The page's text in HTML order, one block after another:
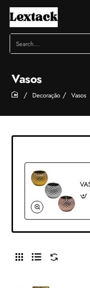
Search...
Vasos
home
Decoração Vasos